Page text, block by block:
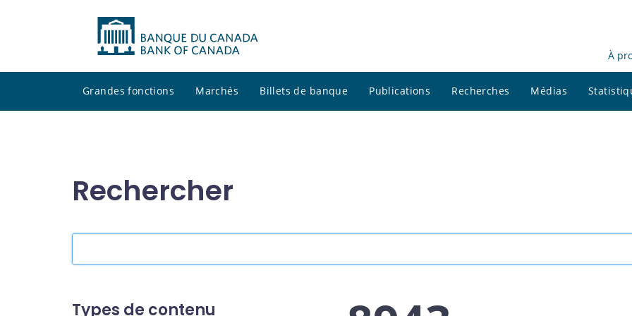
À
Grandes fonctions Marchés Billets de banque Publications Recherches Médias
Rechercher
site
Types de contenu